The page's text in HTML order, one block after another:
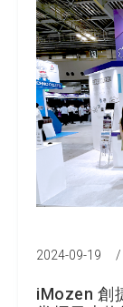
2024-09-19 /
iMozen 創